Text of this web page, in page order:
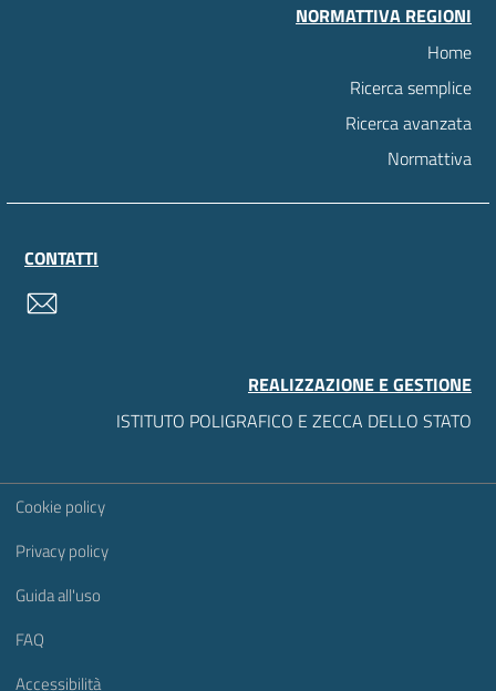
NORMATTIVA REGIONI
Home
Ricerca semplice
Ricerca avanzata
Normattiva
CONTATTI
REALIZZAZIONE E GESTIONE
ISTITUTO POLIGRAFICO E ZECCA DELLO STATO
Sezione Link Utili
Cookie policy
Privacy policy
Guida all'uso
FAQ
Accessibilità